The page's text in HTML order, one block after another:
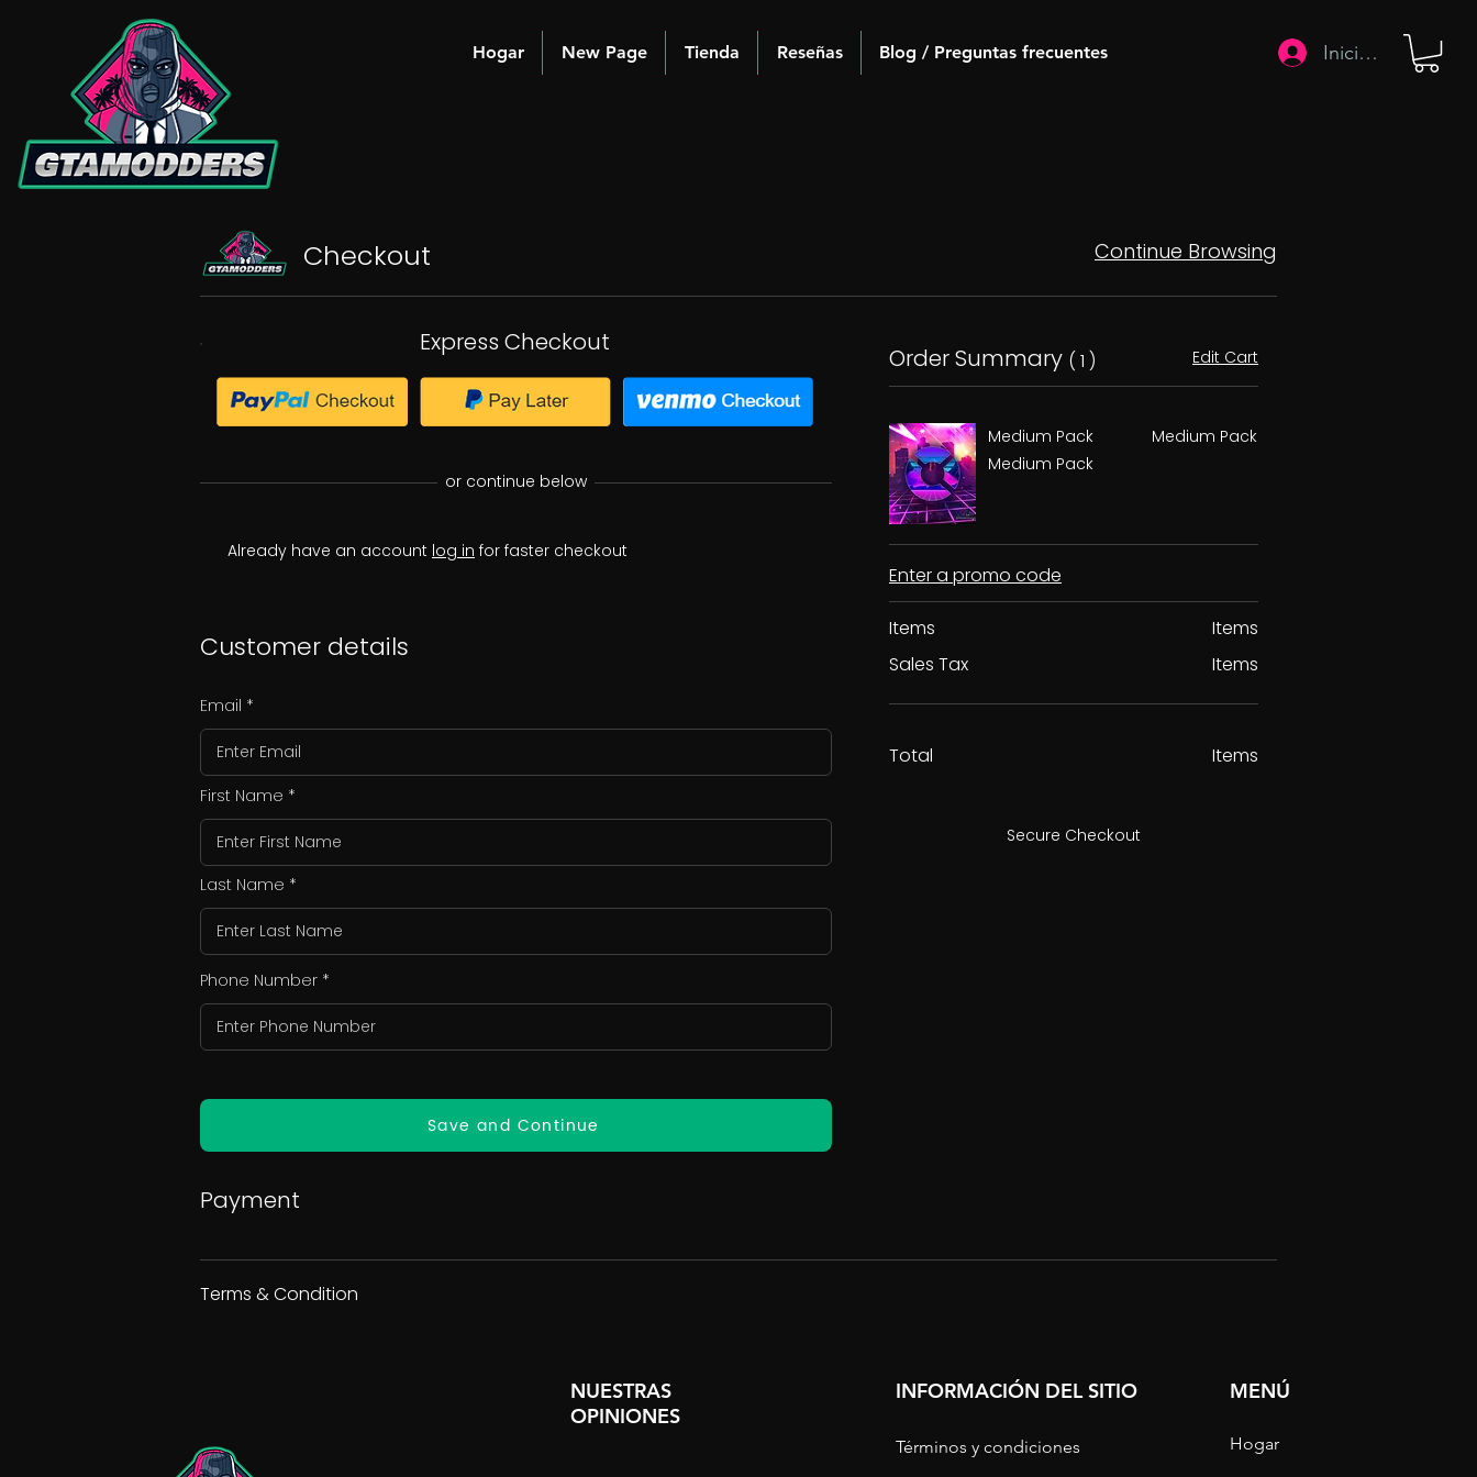
Hogar New Page Tienda Reseñas Blog / Preguntas frecuentes Iniciar sesión
Checkout Continue Browsing
Express Checkout
or continue below
Already have an account log in for faster checkout
Customer details
Email
First Name
Last Name
Phone Number
Save and Continue
Order Summary ( 1 ) Edit Cart
Medium Pack
Medium Pack
Medium Pack
Enter a promo code
Items
Sales Tax
Items
Items
Total Items
Secure Checkout
Payment
Terms & Condition
NUESTRAS
OPINIONES
INFORMACIÓN DEL SITIO
Términos y condiciones
MENÚ
Hogar